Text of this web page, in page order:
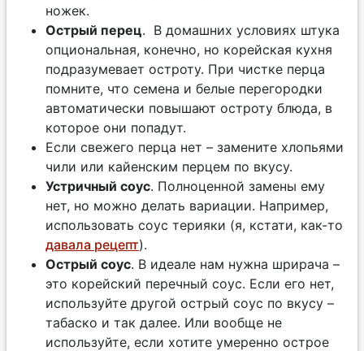
ножек.
Острый перец. В домашних условиях штука
опциональная, конечно, но корейская кухня
подразумевает остроту. При чистке перца
помните, что семена и белые перегородки
автоматически повышают остроту блюда, в
которое они попадут.
Если свежего перца нет – замените хлопьями
чили или кайенским перцем по вкусу.
Устричный соус. Полноценной замены ему
нет, но можно делать вариации. Например,
использовать соус терияки (я, кстати, как-то
давала рецепт).
Острый соус. В идеале нам нужна шрирача –
это корейский перечный соус. Если его нет,
используйте другой острый соус по вкусу –
табаско и так далее. Или вообще не
используйте, если хотите умеренно острое